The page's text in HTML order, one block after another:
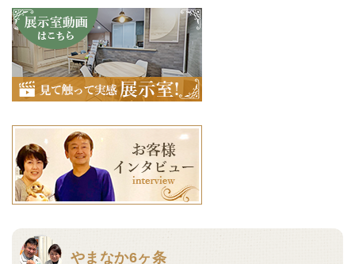
やまなか6ヶ条